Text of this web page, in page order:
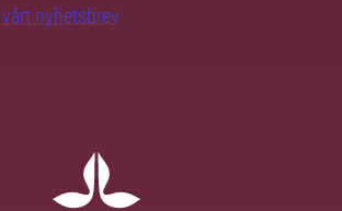
nyhetsbrev